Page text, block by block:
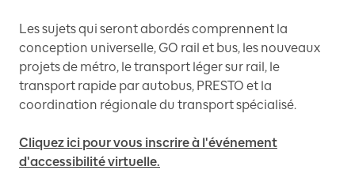
Les sujets qui seront abordés comprennent la
conception universelle, GO rail et bus, les nouveaux
projets de métro, le transport léger sur rail, le
transport rapide par autobus, PRESTO et la
coordination régionale du transport spécialisé.
Cliquez ici pour vous inscrire à l'événement
d'accessibilité virtuelle.